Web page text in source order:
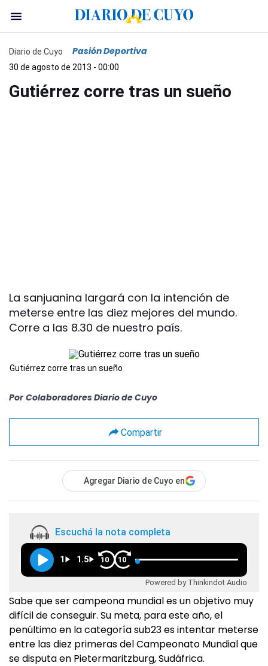
Diario de Cuyo Pasión Deportiva
30 de agosto de 2013 - 00:00
Gutiérrez corre tras un sueño
La sanjuanina largará con la intención de
meterse entre las diez mejores del mundo.
Corre a las 8.30 de nuestro país.
Gutiérrez corre tras un sueño
Por Colaboradores Diario de Cuyo
Compartir
Agregar Diario de Cuyo en
Escuchá la nota completa
1 1.5 10 10
Powered by Thinkindot Audio
Sabe que ser campeona mundial es un objetivo muy
difícil de conseguir. Su meta, para este año, el
penúltimo en la categoría sub23 es intentar meterse
entre las diez primeras del Campeonato Mundial que
se disputa en Pietermaritzburg, Sudáfrica.